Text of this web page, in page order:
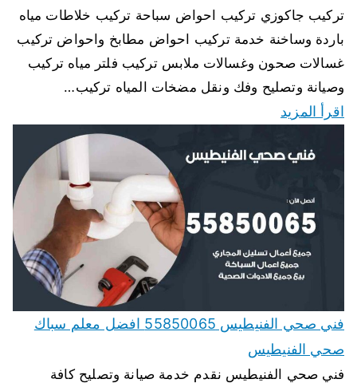
تركيب جاكوزي تركيب احواض سباحة تركيب خلاطات مياه
باردة وساخنة خدمة تركيب احواض مطابخ واحواض تركيب
غسالات صحون وغسالات ملابس تركيب فلتر مياه تركيب
وصيانة وتصليح وفك ونقل مضخات المياه تركيب…
اقرأ المزيد
فني صحي الفنيطيس 55850065 افضل معلم سباك
صحي الفنيطيس
فني صحي الفنيطيس نقدم خدمة صيانة وتصليح كافة